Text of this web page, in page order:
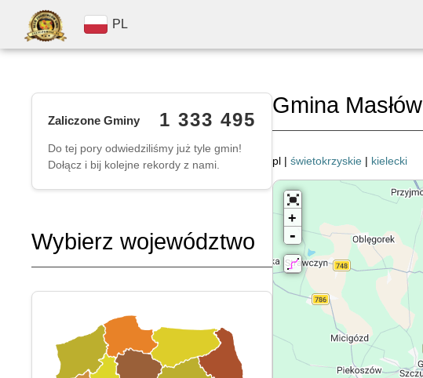
PL
Zaliczone Gminy 1 333 495
Do tej pory odwiedziliśmy już tyle gmin!
Dołącz i bij kolejne rekordy z nami.
Wybierz województwo
Gmina Masłów
pl | świetokrzyskie| kielecki
+
-